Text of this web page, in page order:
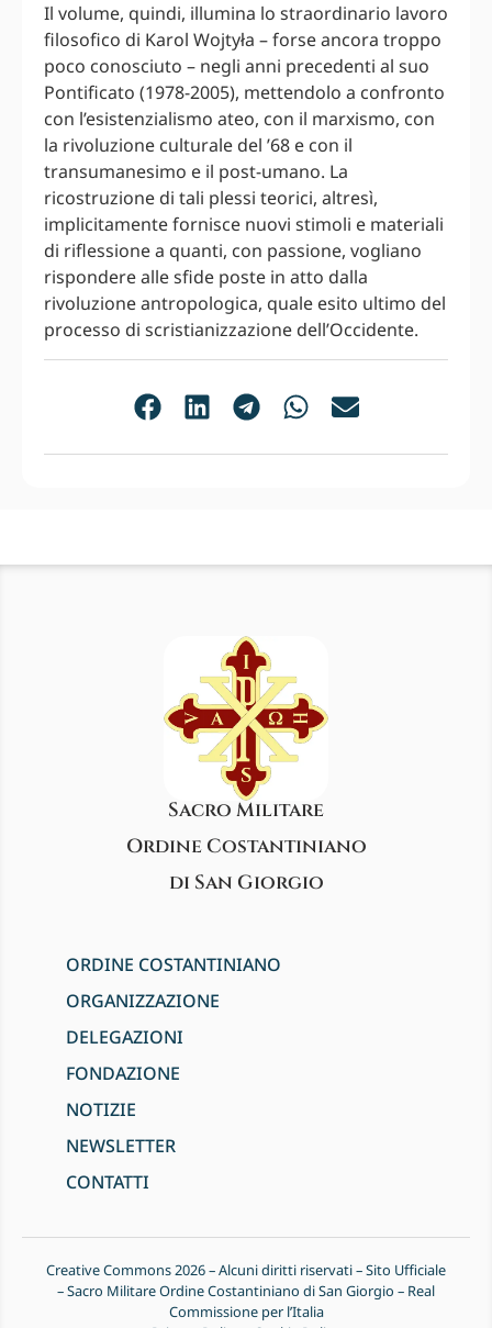
Il volume, quindi, illumina lo straordinario lavoro
filosofico di Karol Wojtyła – forse ancora troppo
poco conosciuto – negli anni precedenti al suo
Pontificato (1978-2005), mettendolo a confronto
con l’esistenzialismo ateo, con il marxismo, con
la rivoluzione culturale del ’68 e con il
transumanesimo e il post-umano. La
ricostruzione di tali plessi teorici, altresì,
implicitamente fornisce nuovi stimoli e materiali
di riflessione a quanti, con passione, vogliano
rispondere alle sfide poste in atto dalla
rivoluzione antropologica, quale esito ultimo del
processo di scristianizzazione dell’Occidente.
Sacro Militare
Ordine Costantiniano
di San Giorgio
ORDINE COSTANTINIANO
ORGANIZZAZIONE
DELEGAZIONI
FONDAZIONE
NOTIZIE
NEWSLETTER
CONTATTI
Creative Commons 2026 – Alcuni diritti riservati – Sito Ufficiale
– Sacro Militare Ordine Costantiniano di San Giorgio – Real
Commissione per l’Italia